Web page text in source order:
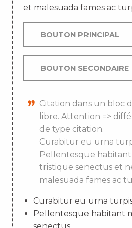
et malesuada fames ac
BOUTON PRINCIPAL
BOUTON SECONDAIRE
Citation dans un bloc
libre. Attention =>
de type citation.
Curabitur eu urna
Pellentesque
tristique senectus et
malesuada fames ac
Curabitur eu urna
Pellentesque habitant